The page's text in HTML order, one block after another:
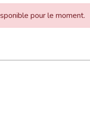
pour le moment.